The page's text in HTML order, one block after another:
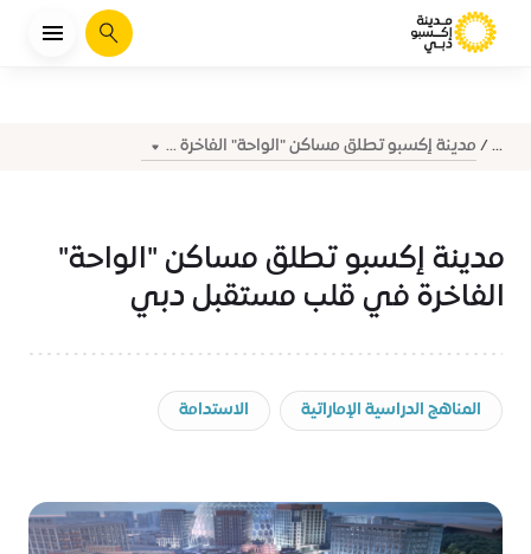
يبحث
... مدينة إكسبو تطلق مساكن "الواحة" الفاخرة ...
مدينة إكسبو تطلق مساكن "الواحة"
الفاخرة في قلب مستقبل دبي
المناهج الدراسية الإماراتية الاستدامة